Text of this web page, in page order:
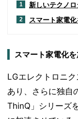
1 新しいテクノ
2 スマート家電
スマート家電化
LGエレクトロニク
あり、さらに独自
ThinQ」シリーズ